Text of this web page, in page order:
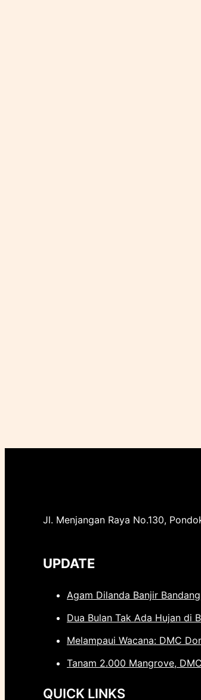
Jl. Menjangan Raya No.130,
UPDATE
Agam Dilanda Banjir
Dua Bulan Tak Ada Hujan di
Melampaui Wacana: DMC
Tanam 2.000 Mangrove,
QUICK LINKS